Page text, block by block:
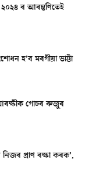
ৰ আৰম্ভণিতেই
হ’ব মৰগীয়া ভাট্টা
গোচৰ ৰুজুৰ
নিজৰ প্ৰাণ ৰক্ষা কৰক’,